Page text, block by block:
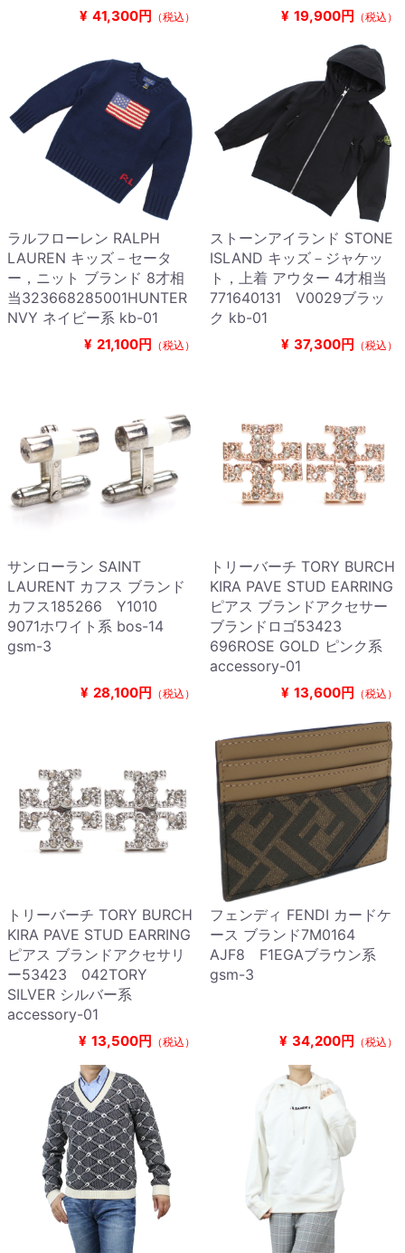
¥ 41,300円 （税込） ¥ 19,900円 （税込）
ラルフローレン RALPH
LAUREN キッズ－セータ
ー，ニット ブランド 8才相
当323668285001HUNTER
NVY ネイビー系 kb-01
¥ 21,100円 （税込）
ストーンアイランド STONE
ISLAND キッズ－ジャケッ
ト，上着 アウター 4才相当
771640131 V0029ブラッ
ク kb-01
¥ 37,300円 （税込）
サンローラン SAINT
LAURENT カフス ブランド
カフス185266 Y1010
9071ホワイト系 bos-14
gsm-3
¥ 28,100円 （税込）
トリーバーチ TORY BURCH
KIRA PAVE STUD EARRING
ピアス ブランドアクセサー
ブランドロゴ53423
696ROSE GOLD ピンク系
accessory-01
¥ 13,600円 （税込）
トリーバーチ TORY BURCH
KIRA PAVE STUD EARRING
ピアス ブランドアクセサリ
ー53423 042TORY
SILVER シルバー系
accessory-01
¥ 13,500円 （税込）
フェンディ FENDI カードケ
ース ブランド7M0164
AJF8 F1EGAブラウン系
gsm-3
¥ 34,200円 （税込）